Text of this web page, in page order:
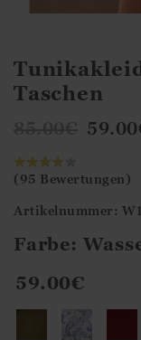
Taschen
59.00
(95 Bewertungen)
Artikelnummer:
Farbe:
59.00€